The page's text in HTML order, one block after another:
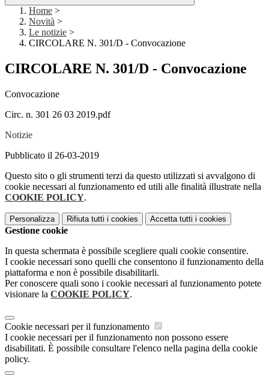
Home >
Novità >
Le notizie >
CIRCOLARE N. 301/D - Convocazione
CIRCOLARE N. 301/D - Convocazione
Convocazione
Circ. n. 301 26 03 2019.pdf
Notizie
Pubblicato il 26-03-2019
Questo sito o gli strumenti terzi da questo utilizzati si avvalgono di
cookie necessari al funzionamento ed utili alle finalità illustrate nella
COOKIE POLICY.
Personalizza Rifiuta tutti i cookies Accetta tutti i cookies
Gestione cookie
In questa schermata è possibile scegliere quali cookie consentire.
I cookie necessari sono quelli che consentono il funzionamento della
piattaforma e non è possibile disabilitarli.
Per conoscere quali sono i cookie necessari al funzionamento potete
visionare la COOKIE POLICY.
Cookie necessari per il funzionamento
I cookie necessari per il funzionamento non possono essere
disabilitati. È possibile consultare l'elenco nella pagina della cookie
policy.